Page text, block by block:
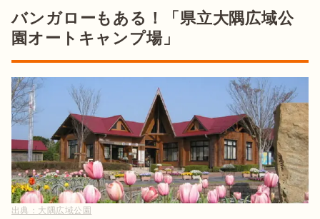
バンガローもある！「県立大隅広域公
園オートキャンプ場」
出典： 大隅広域公園